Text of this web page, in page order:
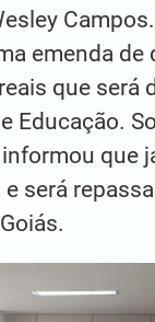
emenda de
que será
Educação.
que
será